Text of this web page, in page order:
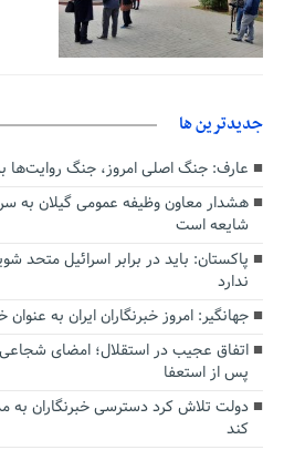
جديدترين ها
عارف: جنگ اصلی امروز، جنگ
هشدار معاون وظیفه عمومی گیلان به
شایعه است
پاکستان: باید در برابر اسرائیل
ندارد
جهانگیر: امروز خبرنگاران ایران به
پس از استعفا
دولت تلاش کرد دسترسی خبرنگاران به
کند